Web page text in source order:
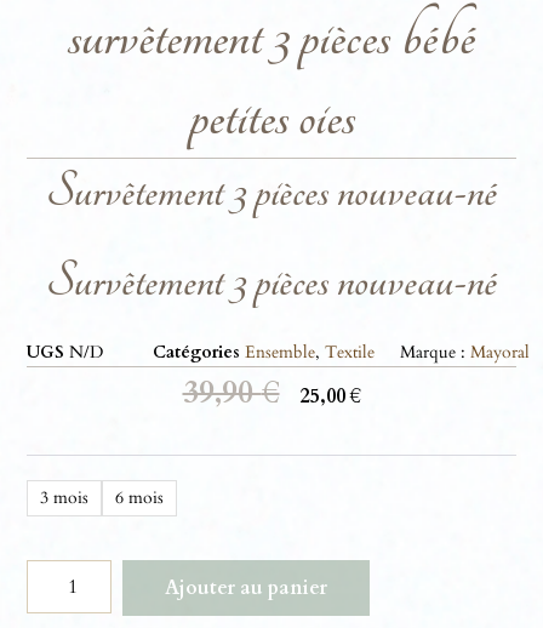
survêtement 3 pièces bébé
petites oies
Survêtement 3 pièces nouveau-né
Survêtement 3 pièces nouveau-né
UGSN/D Catégories Ensemble,Textile Marque : Mayoral
39,90€ 25,00€
3 mois 6 mois
Ajouter au panier